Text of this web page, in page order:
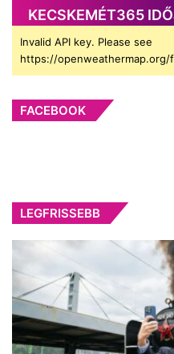
KECSKEMÉT365
Invalid API key. Please see
https://openweathermap.org/
FACEBOOK
LEGFRISSEBB